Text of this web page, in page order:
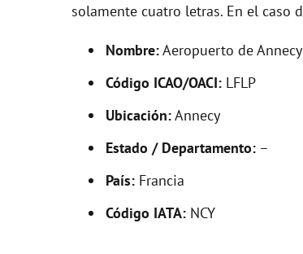
solamente cuatro letras. En el caso
Nombre:Aeropuerto de
Código ICAO/OACI: LFLP
Ubicación:Annecy
Estado / Departamento: –
País: Francia
Código IATA: NCY